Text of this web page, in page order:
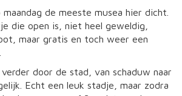
de meeste musea hier dicht.
die open is, niet heel geweldig,
maar gratis en toch weer een
door de stad, van schaduw naar
Echt een leuk stadje, maar zodra